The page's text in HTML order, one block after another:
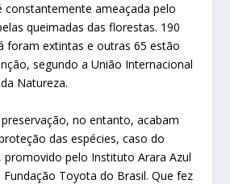
constantemente ameaçada pelo
queimadas das florestas. 190
foram extintas e outras 65 estão
segundo a União Internacional
Natureza.
no entanto, acabam
das espécies, caso do
promovido pelo Instituto Arara Azul
Toyota do Brasil. Que fez